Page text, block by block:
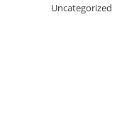
Uncategorized